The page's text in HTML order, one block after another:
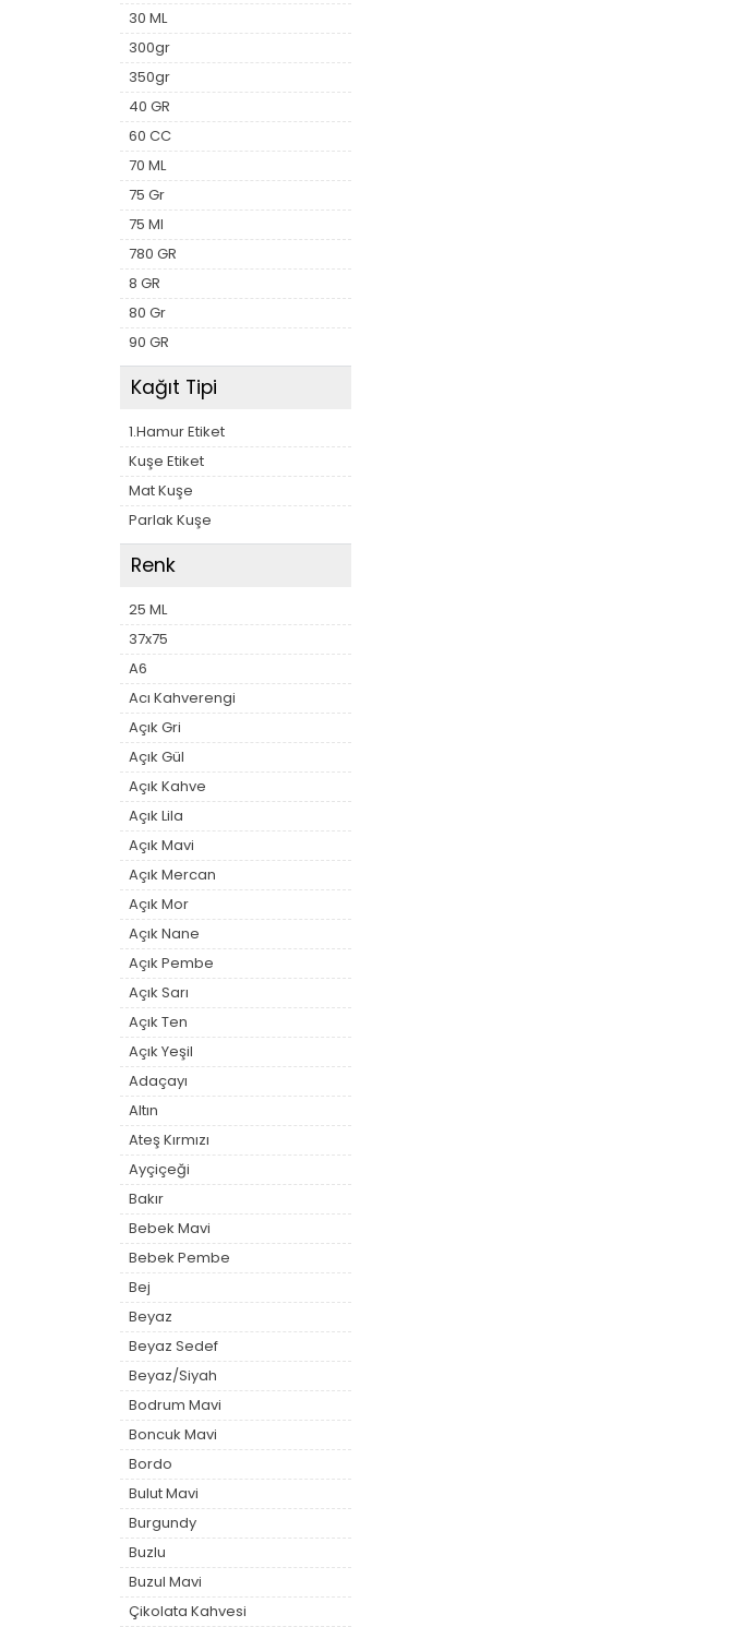
30 ML
300gr
350gr
40 GR
60 CC
70 ML
75 Gr
75 Ml
780 GR
8 GR
80 Gr
90 GR
Kağıt Tipi
1.Hamur Etiket
Kuşe Etiket
Mat Kuşe
Parlak Kuşe
Renk
25 ML
37x75
A6
Acı Kahverengi
Açık Gri
Açık Gül
Açık Kahve
Açık Lila
Açık Mavi
Açık Mercan
Açık Mor
Açık Nane
Açık Pembe
Açık Sarı
Açık Ten
Açık Yeşil
Adaçayı
Altın
Ateş Kırmızı
Ayçiçeği
Bakır
Bebek Mavi
Bebek Pembe
Bej
Beyaz
Beyaz Sedef
Beyaz/Siyah
Bodrum Mavi
Boncuk Mavi
Bordo
Bulut Mavi
Burgundy
Buzlu
Buzul Mavi
Çikolata Kahvesi